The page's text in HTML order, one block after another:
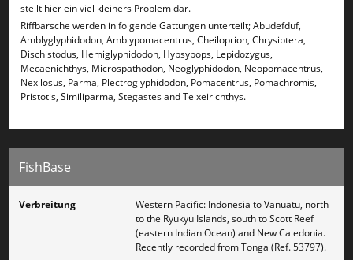
stellt hier ein viel kleiners Problem dar.
Riffbarsche werden in folgende Gattungen unterteilt; Abudefduf,
Amblyglyphidodon, Amblypomacentrus, Cheiloprion, Chrysiptera,
Dischistodus, Hemiglyphidodon, Hypsypops, Lepidozygus,
Mecaenichthys, Microspathodon, Neoglyphidodon, Neopomacentrus,
Nexilosus, Parma, Plectroglyphidodon, Pomacentrus, Pomachromis,
Pristotis, Similiparma, Stegastes and Teixeirichthys.
FishBase
Verbreitung
Western Pacific: Indonesia to Vanuatu, north
to the Ryukyu Islands, south to Scott Reef
(eastern Indian Ocean) and New Caledonia.
Recently recorded from Tonga (Ref. 53797).